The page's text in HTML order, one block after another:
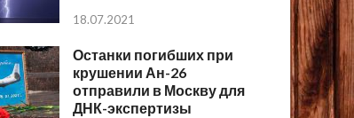
18.07.2021
Останки погибших при
крушении Ан-26
отправили в Москву для
ДНК-экспертизы